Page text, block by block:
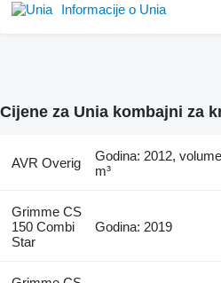
Informacije o Unia
Cijene za Unia kombajni za
AVR Overig
Godina: 2012,
m³
Grimme CS
150 Combi
Star
Godina: 2019